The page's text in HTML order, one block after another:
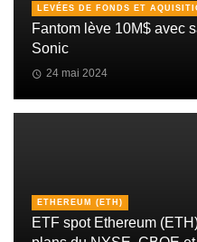
LEVÉES DE FONDS ET
Fantom lève 10M$ avec
Sonic
24 mai 2024
ETHEREUM (ETH)
ETF spot Ethereum